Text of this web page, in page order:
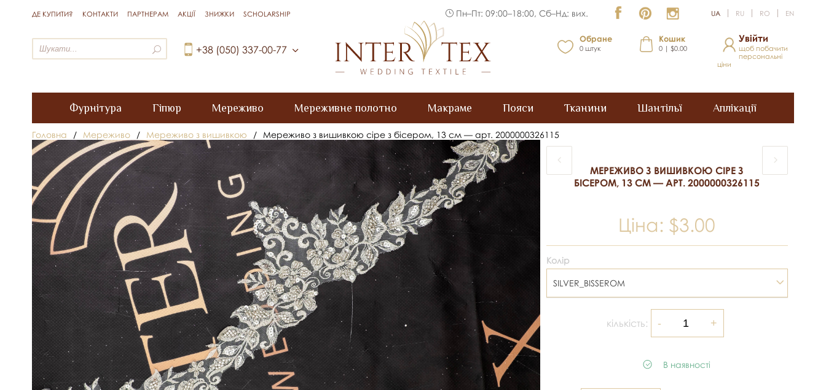
ДЕ КУПИТИ? КОНТАКТИ ПАРТНЕРАМ АКЦІЇ ЗНИЖКИ SCHOLARSHIP Пн–Пт: 09:00–18:00, Сб–Нд: вих. UA RU RO EN
+38 (050) 337-00-77
Обране
0 штук
Кошик
0 | $0.00
Увійти
щоб побачити
персональні
ціни
Фурнітура Гіпюр Мереживо Мереживне полотно Макраме Пояси Тканини Шантільї Аплікації
Головна / Мереживо / Мереживо з вишивкою / Мереживо з вишивкою сіре з бісером, 13 см — арт. 2000000326115
МЕРЕЖИВО З ВИШИВКОЮ СІРЕ З
БІСЕРОМ, 13 СМ — АРТ. 2000000326115
Ціна: $3.00
Колір
SILVER_BISSEROM
кількість:
В наявності